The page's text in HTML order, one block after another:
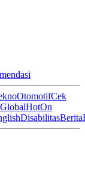
OtomotifCek
GlobalHotOn
DisabilitasBerita